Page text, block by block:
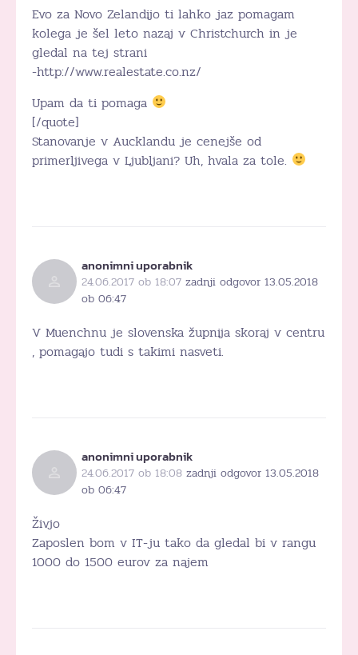
Evo za Novo Zelandijo ti lahko jaz pomagam
kolega je šel leto nazaj v Christchurch in je
gledal na tej strani
-http://www.realestate.co.nz/
Upam da ti pomaga
[/quote]
Stanovanje v Aucklandu je cenejše od
primerljivega v Ljubljani? Uh, hvala za tole.
anonimni uporabnik
24.06.2017 ob 18:07 zadnji odgovor 13.05.2018
ob 06:47
V Muenchnu je slovenska župnija skoraj v centru
, pomagajo tudi s takimi nasveti.
anonimni uporabnik
24.06.2017 ob 18:08 zadnji odgovor 13.05.2018
ob 06:47
Živjo
Zaposlen bom v IT-ju tako da gledal bi v rangu
1000 do 1500 eurov za najem